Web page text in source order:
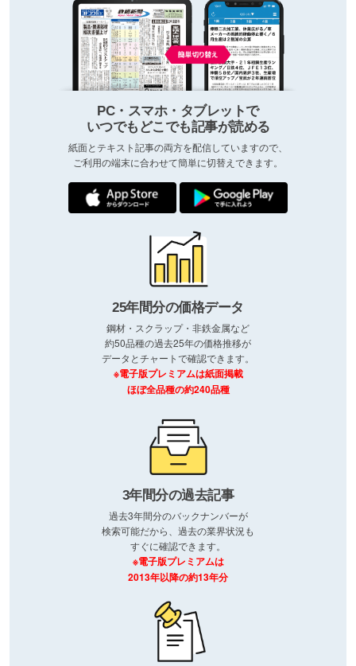
PC・スマホ・タブレットで
いつでもどこでも記事が読める
紙面とテキスト記事の両方を配信していますので、
ご利用の端末に合わせて簡単に切替えできます。
25年間分の価格データ
鋼材・スクラップ・非鉄金属など
約50品種の過去25年の価格推移が
データとチャートで確認できます。
※電子版プレミアムは紙面掲載
ほぼ全品種の約240品種
3年間分の過去記事
過去3年間分のバックナンバーが
検索可能だから、過去の業界状況も
すぐに確認できます。
※電子版プレミアムは
2013年以降の約13年分